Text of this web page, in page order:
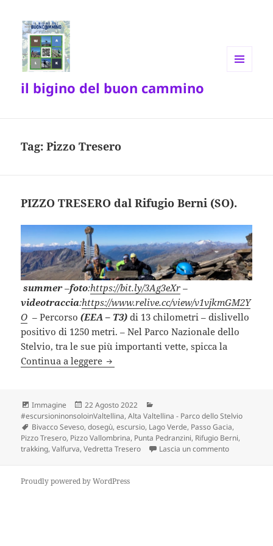
il bigino del buon cammino
Tag:Pizzo Tresero
PIZZO TRESERO dal Rifugio Berni (SO).
summer –foto:https://bit.ly/3Ag3eXr –
videotraccia:https://www.relive.cc/view/v1vjkmGM2Y
O –Percorso(EEA – T3) di 13 chilometri – dislivello
positivo di 1250 metri. – Nel Parco Nazionale dello
Stelvio, tra le sue più importanti vette, spicca la
Continua a leggere PIZZO TRESERO dal Rifugio Berni
Formato
Immagine
Scritto
il
22 Agosto 2022
#escursioninonsoloinValtellina,Alta Valtellina - Parco dello Stelvio
Tag
Bivacco Seveso,dosegù,escursio, Lago Verde, Passo Gacia,
Pizzo Tresero, Pizzo Vallombrina, Punta Pedranzini, Rifugio Berni,
trakking,Valfurva,Vedretta Tresero Lascia un commentosu PIZZO
Proudly powered by WordPress